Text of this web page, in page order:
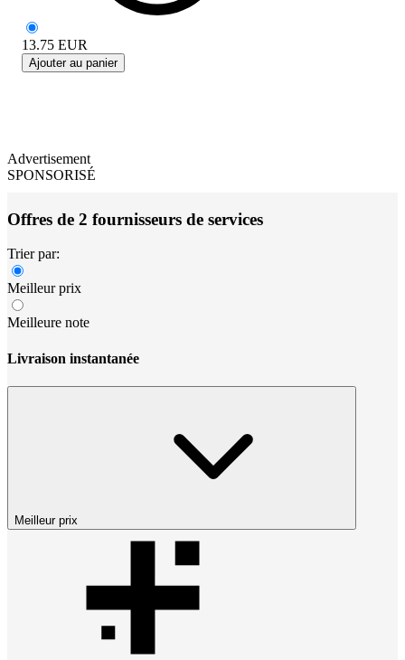
13.75 EUR
Ajouter au panier
Advertisement
SPONSORISÉ
Offres de 2 fournisseurs de services
Trier par:
Meilleur prix
Meilleure note
Livraison instantanée
Meilleur prix